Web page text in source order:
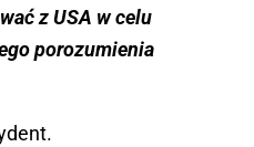
z USA w celu
porozumienia